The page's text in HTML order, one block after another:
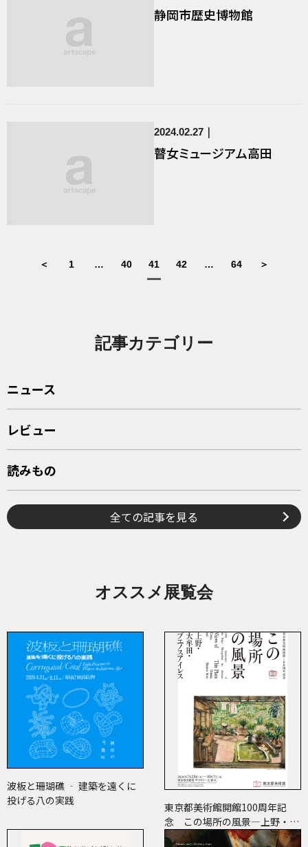
静岡市歴史博物館
2024.02.27
瞽女ミュージアム高田
＜ 1 … 40 41 42 … 64 ＞
記事カテゴリー
ニュース
レビュー
読みもの
全ての記事を見る
オススメ展覧会
波板と珊瑚礁 ‐ 建築を遠くに
投げる八の実践
東京都美術館開館100周年記
念 この場所の風景―上野・大
牟田・ブエノスアイレス